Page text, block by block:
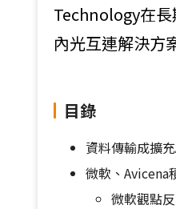
Technology在
內光互連解決方
目錄
資料傳輸成擴
微軟、
微軟觀點